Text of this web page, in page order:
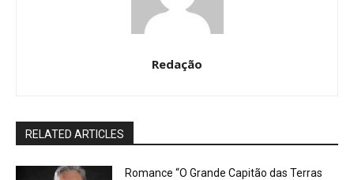
Redação
RELATED ARTICLES
Romance “O Grande Capitão das Terras